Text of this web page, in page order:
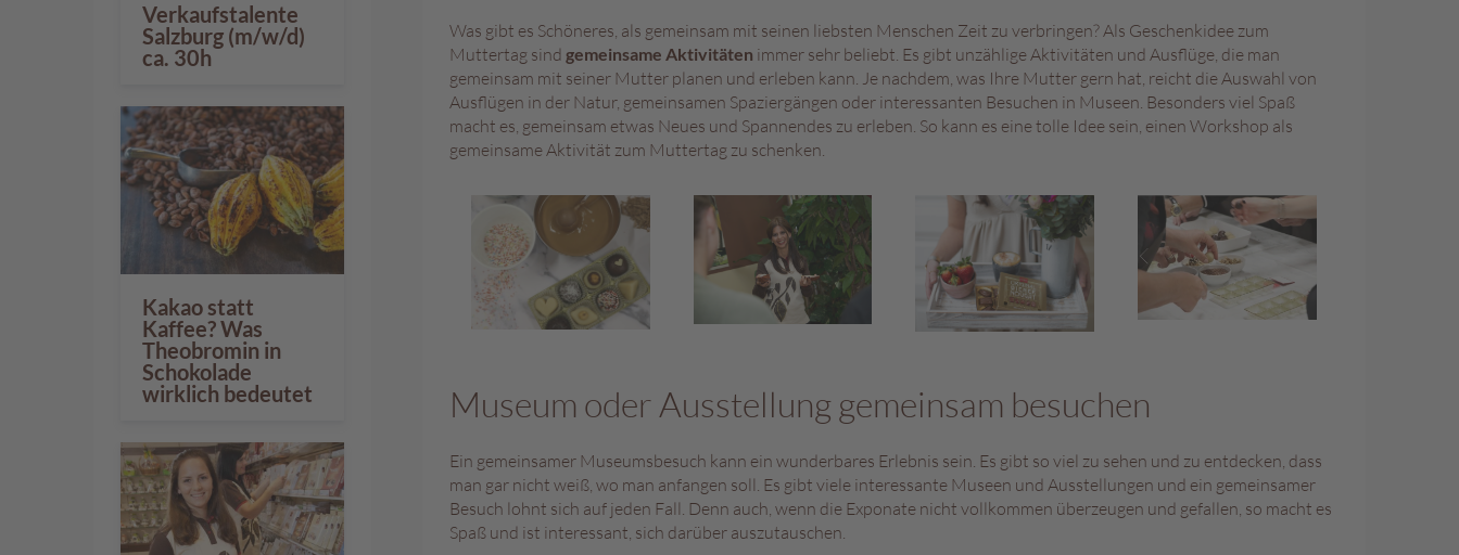
Was gibt es Schöneres, als gemeinsam mit seinen liebsten Menschen Zeit zu verbringen? Als Geschenkidee zum
Muttertag sind gemeinsame Aktivitäten immer sehr beliebt. Es gibt unzählige Aktivitäten und Ausflüge, die man
gemeinsam mit seiner Mutter planen und erleben kann. Je nachdem, was Ihre Mutter gern hat, reicht die Auswahl von
Ausflügen in der Natur, gemeinsamen Spaziergängen oder interessanten Besuchen in Museen. Besonders viel Spaß
macht es, gemeinsam etwas Neues und Spannendes zu erleben. So kann es eine tolle Idee sein, einen Workshop als
gemeinsame Aktivität zum Muttertag zu schenken.
Museum oder Ausstellung gemeinsam besuchen
Ein gemeinsamer Museumsbesuch kann ein wunderbares Erlebnis sein. Es gibt so viel zu sehen und zu entdecken, dass
man gar nicht weiß, wo man anfangen soll. Es gibt viele interessante Museen und Ausstellungen und ein gemeinsamer
Besuch lohnt sich auf jeden Fall. Denn auch, wenn die Exponate nicht vollkommen überzeugen und gefallen, so macht es
Spaß und ist interessant, sich darüber auszutauschen.
Verkaufstalente
Salzburg (m/w/d)
ca. 30h
Kakao statt
Kaffee? Was
Theobromin in
Schokolade
wirklich bedeutet